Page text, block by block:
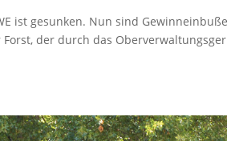
ist gesunken. Nun sind
der durch das